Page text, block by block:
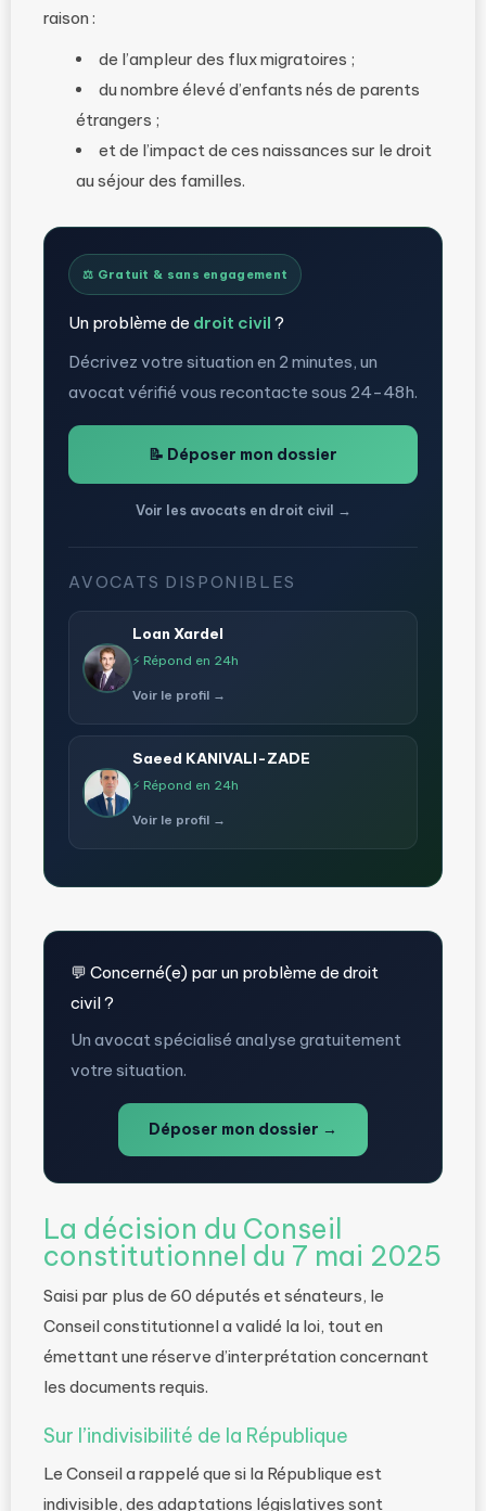
raison :
de l’ampleur des flux migratoires ;
du nombre élevé d’enfants nés de parents
étrangers ;
et de l’impact de ces naissances sur le droit
au séjour des familles.
⚖️ Gratuit & sans engagement
Un problème de droit civil ?
Décrivez votre situation en 2 minutes, un
avocat vérifié vous recontacte sous 24-48h.
📝 Déposer mon dossier
Voir les avocats en droit civil →
AVOCATS DISPONIBLES
Loan Xardel
⚡ Répond en 24h
Voir le profil →
Saeed KANIVALI-ZADE
⚡ Répond en 24h
Voir le profil →
💬 Concerné(e) par un problème de droit
civil ?
Un avocat spécialisé analyse gratuitement
votre situation.
Déposer mon dossier →
La décision du Conseil
constitutionnel du 7 mai 2025
Saisi par plus de 60 députés et sénateurs, le
Conseil constitutionnel a validé la loi, tout en
émettant une réserve d’interprétation concernant
les documents requis.
Sur l’indivisibilité de la République
Le Conseil a rappelé que si la République est
indivisible, des adaptations législatives sont